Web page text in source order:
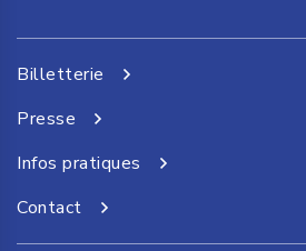
Billetterie
Presse
Infos pratiques
Contact